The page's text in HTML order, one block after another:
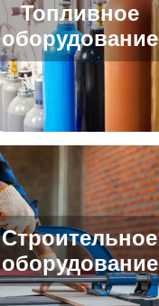
Топливное
оборудование
Строительное
оборудование